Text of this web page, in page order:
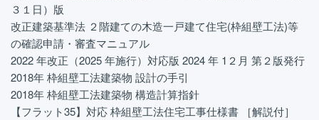
３１日）版
改正建築基準法 ２階建ての木造一戸建て住宅(枠組壁工法)等
の確認申請・審査マニュアル
2022 年改正（2025 年施行）対応版 2024 年 1２月 第２版発行
2018年 枠組壁工法建築物 設計の手引
2018年 枠組壁工法建築物 構造計算指針
【フラット35】対応 枠組壁工法住宅工事仕様書 ［解説付］